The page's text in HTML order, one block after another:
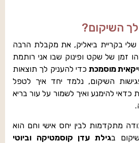
השיקום?
בקריית ביאליק, את מקבלת הרבה
זמן של שקט ופינוק שבו אני רותמת
מוסמכת כדי להעניק לך תוצאות
השיקום, נלמד יחד איך לטפל
כדאי להימנע ואיך לשמור על עור בריא
מתקדמות לבין יחס אישי וחם הוא
בגילת עדן קוסמטיקה וביוטי